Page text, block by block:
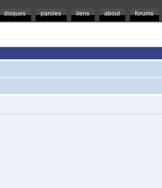
disques paroles liens about forums